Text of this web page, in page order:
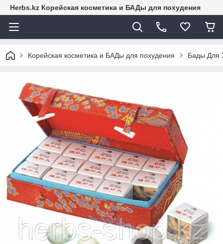
Herbs.kz Корейская косметика и БАДы для похудения
Корейская косметика и БАДы для похудения Бады Для